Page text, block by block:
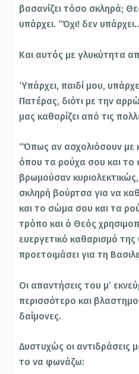
βασανίζει τόσο σκληρά;
υπάρχει. “Όχι! δεν υπάρχει..
Και αυτός με γλυκύτητα
‘Υπάρχει, παιδί μου,
Πατέρας, διότι με την
μας καθαρίζει από τις
“Όπως αν ασχολιόσουν με
όπου τα ρούχα σου και
βρωμούσαν
σκληρή βούρτσα για να
και το σώμα σου και τα
τρόπο και ό Θεός
ευεργετικό καθαρισμό
προετοιμάσει για τη
Οι απαντήσεις του μ’
περισσότερο και
δαίμονες.
Δυστυχώς οι αντιδράσεις
το να φωνάζω: